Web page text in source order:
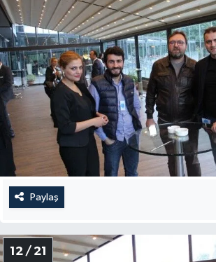
Paylaş
12 / 21